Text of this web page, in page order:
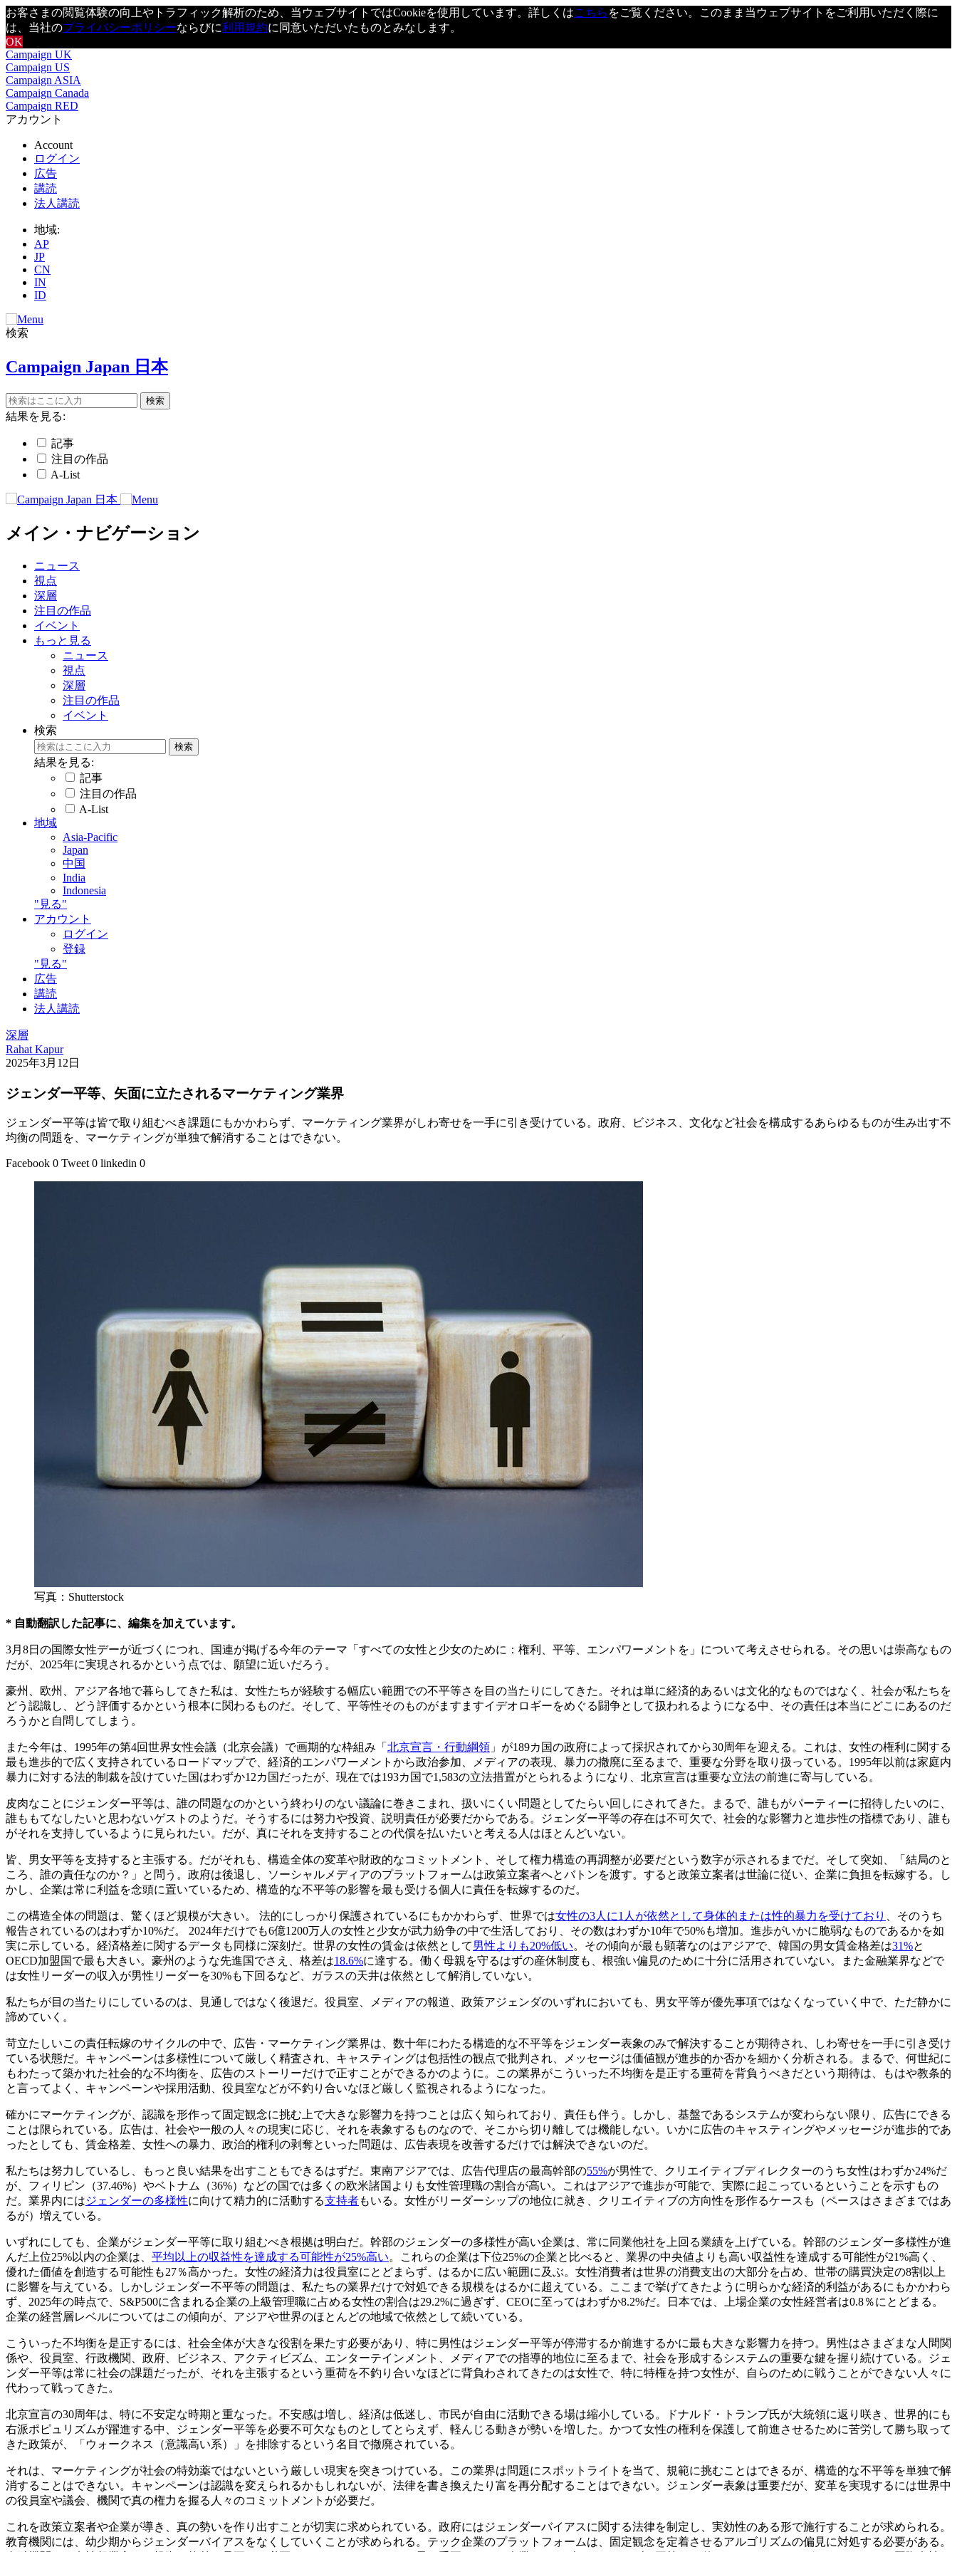
お客さまの閲覧体験の向上やトラフィック解析のため、当ウェブサイトではCookieを使用しています。詳しくはこちら をご覧ください。このまま当ウェブサイトをご利用いただく際に
は、当社のプライバシーポリシーならびに利用規約に同意いただいたものとみなします。
OK
Campaign UK
Campaign US
Campaign ASIA
Campaign Canada
Campaign RED
アカウント
Account
ログイン
広告
講読
法人講読
地域:
AP
JP
CN
IN
ID
検索
Campaign Japan 日本
結果を見る:
記事
注目の作品
A-List
メイン・ナビゲーション
ニュース
視点
深層
注目の作品
イベント
もっと見る
ニュース
視点
深層
注目の作品
イベント
検索
結果を見る:
記事
注目の作品
A-List
地域
Asia-Pacific
Japan
中国
India
Indonesia
"見る"
アカウント
ログイン
登録
"見る"
広告
講読
法人講読
深層
Rahat Kapur
2025年3月12日
ジェンダー平等、矢面に立たされるマーケティング業界
ジェンダー平等は皆で取り組むべき課題にもかかわらず、マーケティング業界がしわ寄せを一手に引き受けている。政府、ビジネス、文化など社会を構成するあらゆるものが生み出す不
均衡の問題を、マーケティングが単独で解消することはできない。
Facebook 0 Tweet 0 linkedin 0
写真：Shutterstock
* 自動翻訳した記事に、編集を加えています。
3月8日の国際女性デーが近づくにつれ、国連が掲げる今年のテーマ「すべての女性と少女のために：権利、平等、エンパワーメントを」について考えさせられる。その思いは崇高なもの
だが、2025年に実現されるかという点では、願望に近いだろう。
豪州、欧州、アジア各地で暮らしてきた私は、女性たちが経験する幅広い範囲での不平等さを目の当たりにしてきた。それは単に経済的あるいは文化的なものではなく、社会が私たちを
どう認識し、どう評価するかという根本に関わるものだ。そして、平等性そのものがますますイデオロギーをめぐる闘争として扱われるようになる中、その責任は本当にどこにあるのだ
ろうかと自問してしまう。
また今年は、1995年の第4回世界女性会議（北京会議）で画期的な枠組み「 北京宣言・行動綱領 」が189カ国の政府によって採択されてから30周年を迎える。これは、女性の権利に関する
最も進歩的で広く支持されているロードマップで、経済的エンパワーメントから政治参加、メディアの表現、暴力の撤廃に至るまで、重要な分野を取り扱っている。1995年以前は家庭内
暴力に対する法的制裁を設けていた国はわずか12カ国だったが、現在では193カ国で1,583の立法措置がとられるようになり、北京宣言は重要な立法の前進に寄与している。
皮肉なことにジェンダー平等は、誰の問題なのかという終わりのない議論に巻きこまれ、扱いにくい問題としてたらい回しにされてきた。まるで、誰もがパーティーに招待したいのに、
誰ももてなしたいと思わないゲストのようだ。そうするには努力や投資、説明責任が必要だからである。ジェンダー平等の存在は不可欠で、社会的な影響力と進歩性の指標であり、誰も
がそれを支持しているように見られたい。だが、真にそれを支持することの代償を払いたいと考える人はほとんどいない。
皆、男女平等を支持すると主張する。だがそれも、構造全体の変革や財政的なコミットメント、そして権力構造の再調整が必要だという数字が示されるまでだ。そして突如、「結局のと
ころ、誰の責任なのか？」と問う。政府は後退し、ソーシャルメディアのプラットフォームは政策立案者へとバトンを渡す。すると政策立案者は世論に従い、企業に負担を転嫁する。し
かし、企業は常に利益を念頭に置いているため、構造的な不平等の影響を最も受ける個人に責任を転嫁するのだ。
この構造全体の問題は、驚くほど規模が大きい。 法的にしっかり保護されているにもかかわらず、世界では女性の3人に1人が依然として身体的または性的暴力を受けており 、そのうち
報告されているのはわずか10%だ。 2024年だけでも6億1200万人の女性と少女が武力紛争の中で生活しており、その数はわずか10年で50%も増加。進歩がいかに脆弱なものであるかを如
実に示している。経済格差に関するデータも同様に深刻だ。世界の女性の賃金は依然として男性よりも20%低い。その傾向が最も顕著なのはアジアで、韓国の男女賃金格差は31%と
OECD加盟国で最も大きい。豪州のような先進国でさえ、格差は18.6%に達する。働く母親を守るはずの産休制度も、根強い偏見のために十分に活用されていない。また金融業界などで
は女性リーダーの収入が男性リーダーを30%も下回るなど、ガラスの天井は依然として解消していない。
私たちが目の当たりにしているのは、見通しではなく後退だ。役員室、メディアの報道、政策アジェンダのいずれにおいても、男女平等が優先事項ではなくなっていく中で、ただ静かに
諦めていく。
苛立たしいこの責任転嫁のサイクルの中で、広告・マーケティング業界は、数十年にわたる構造的な不平等をジェンダー表象のみで解決することが期待され、しわ寄せを一手に引き受け
ている状態だ。キャンペーンは多様性について厳しく精査され、キャスティングは包括性の観点で批判され、メッセージは価値観が進歩的か否かを細かく分析される。まるで、何世紀に
もわたって築かれた社会的な不均衡を、広告のストーリーだけで正すことができるかのように。この業界がこういった不均衡を是正する重荷を背負うべきだという期待は、もはや教条的
と言ってよく、キャンペーンや採用活動、役員室などが不釣り合いなほど厳しく監視されるようになった。
確かにマーケティングが、認識を形作って固定観念に挑む上で大きな影響力を持つことは広く知られており、責任も伴う。しかし、基盤であるシステムが変わらない限り、広告にできる
ことは限られている。広告は、社会や一般の人々の現実に応じ、それを表象するものなので、そこから切り離しては機能しない。いかに広告のキャスティングやメッセージが進歩的であ
ったとしても、賃金格差、女性への暴力、政治的権利の剥奪といった問題は、広告表現を改善するだけでは解決できないのだ。
私たちは努力しているし、もっと良い結果を出すこともできるはずだ。東南アジアでは、広告代理店の最高幹部の55%が男性で、クリエイティブディレクターのうち女性はわずか24%だ
が、フィリピン（37.46%）やベトナム（36%）などの国では多くの欧米諸国よりも女性管理職の割合が高い。これはアジアで進歩が可能で、実際に起こっているということを示すもの
だ。業界内にはジェンダーの多様性に向けて精力的に活動する支持者もいる。女性がリーダーシップの地位に就き、クリエイティブの方向性を形作るケースも（ペースはさまざまではあ
るが）増えている。
いずれにしても、企業がジェンダー平等に取り組むべき根拠は明白だ。幹部のジェンダーの多様性が高い企業は、常に同業他社を上回る業績を上げている。幹部のジェンダー多様性が進
んだ上位25%以内の企業は、 平均以上の収益性を達成する可能性が25%高い。これらの企業は下位25%の企業と比べると、業界の中央値よりも高い収益性を達成する可能性が21%高く、
優れた価値を創造する可能性も27％高かった。女性の経済力は役員室にとどまらず、はるかに広い範囲に及ぶ。女性消費者は世界の消費支出の大部分を占め、世帯の購買決定の8割以上
に影響を与えている。しかしジェンダー不平等の問題は、私たちの業界だけで対処できる規模をはるかに超えている。ここまで挙げてきたように明らかな経済的利益があるにもかかわら
ず、2025年の時点で、S&P500に含まれる企業の上級管理職に占める女性の割合は29.2%に過ぎず、CEOに至ってはわずか8.2%だ。日本では、上場企業の女性経営者は0.8％にとどまる。
企業の経営層レベルについてはこの傾向が、アジアや世界のほとんどの地域で依然として続いている。
こういった不均衡を是正するには、社会全体が大きな役割を果たす必要があり、特に男性はジェンダー平等が停滞するか前進するかに最も大きな影響力を持つ。男性はさまざまな人間関
係や、役員室、行政機関、政府、ビジネス、アクティビズム、エンターテインメント、メディアでの指導的地位に至るまで、社会を形成するシステムの重要な鍵を握り続けている。ジェ
ンダー平等は常に社会の課題だったが、それを主張するという重荷を不釣り合いなほどに背負わされてきたのは女性で、特に特権を持つ女性が、自らのために戦うことができない人々に
代わって戦ってきた。
北京宣言の30周年は、特に不安定な時期と重なった。不安感は増し、経済は低迷し、市民が自由に活動できる場は縮小している。ドナルド・トランプ氏が大統領に返り咲き、世界的にも
右派ポピュリズムが躍進する中、ジェンダー平等を必要不可欠なものとしてとらえず、軽んじる動きが勢いを増した。かつて女性の権利を保護して前進させるために苦労して勝ち取って
きた政策が、「ウォークネス（意識高い系）」を排除するという名目で撤廃されている。
それは、マーケティングが社会の特効薬ではないという厳しい現実を突きつけている。この業界は問題にスポットライトを当て、規範に挑むことはできるが、構造的な不平等を単独で解
消することはできない。キャンペーンは認識を変えられるかもしれないが、法律を書き換えたり富を再分配することはできない。ジェンダー表象は重要だが、変革を実現するには世界中
の役員室や議会、機関で真の権力を握る人々のコミットメントが必要だ。
これを政策立案者や企業が導き、真の勢いを作り出すことが切実に求められている。政府にはジェンダーバイアスに関する法律を制定し、実効性のある形で施行することが求められる。
教育機関には、幼少期からジェンダーバイアスをなくしていくことが求められる。テック企業のプラットフォームは、固定観念を定着させるアルゴリズムの偏見に対処する必要がある。